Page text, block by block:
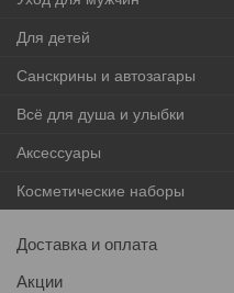
Для детей
Санскрины и автозагары
Всё для душа и улыбки
Аксессуары
Косметические наборы
Доставка и оплата
Акции